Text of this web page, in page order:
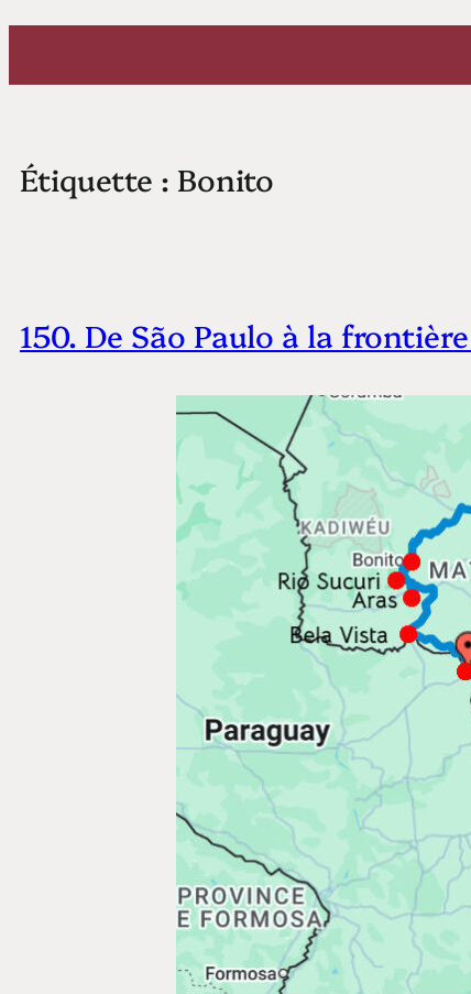
Aller
contenu
Étiquette : Bonito
150. De São Paulo à la